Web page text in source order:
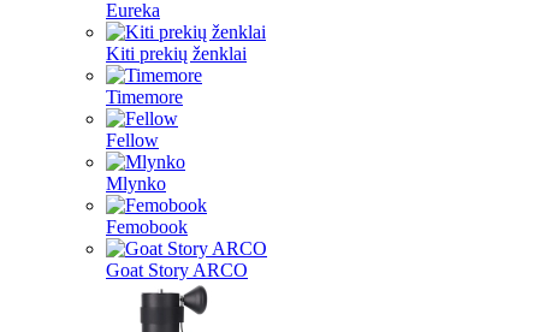
Eureka
Kiti prekių ženklai
Timemore
Fellow
Mlynko
Femobook
Goat Story ARCO